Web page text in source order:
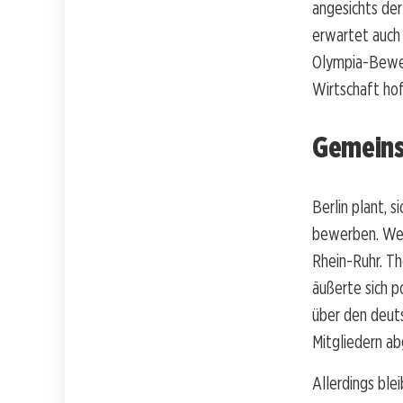
angesichts
erwartet auch
Olympia-
Wirtschaft
Berlin plant,
bewerben.
Rhein-Ruhr.
äußerte sich
über den
Mitgliedern
Allerdings